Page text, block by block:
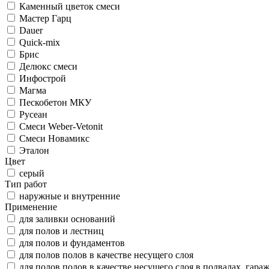
Каменный цветок смеси
Мастер Гарц
Dauer
Quick-mix
Брис
Делюкс смеси
Инфострой
Магма
Пескобетон МКУ
Русеан
Смеси Weber-Vetonit
Смеси Новамикс
Эталон
Цвет
серый
Тип работ
наружные и внутренние
Применение
для заливки оснований
для полов и лестниц
для полов и фундаментов
для полов полов в качестве несущего слоя
для полов полов в качестве несущего слоя в подвалах,